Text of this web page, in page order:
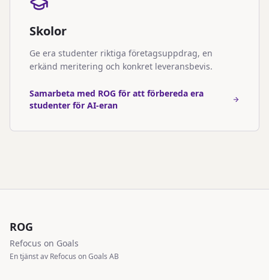
Skolor
Ge era studenter riktiga företagsuppdrag, en
erkänd meritering och konkret leveransbevis.
Samarbeta med ROG för att förbereda era
studenter för AI-eran
ROG
Refocus on Goals
En tjänst av Refocus on Goals AB